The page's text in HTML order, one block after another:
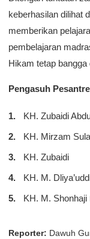
keberhasilan dilihat
memberikan
pembelajaran
Hikam tetap
Pengasuh
KH. Zubaidi
KH. Mirzam
KH. Zubaidi
KH. M.
KH. M.
Reporter: Dawuh